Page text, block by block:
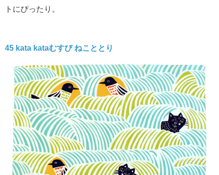
トにぴったり。
45 kata kataむすび ねこととり